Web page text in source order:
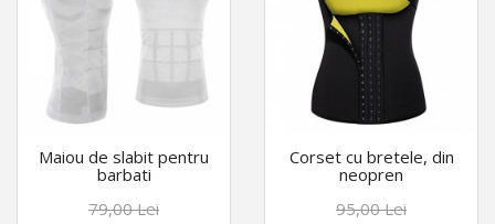
Maiou de slabit pentru
barbati
79,00 Lei
Corset cu bretele, din
neopren
95,00 Lei